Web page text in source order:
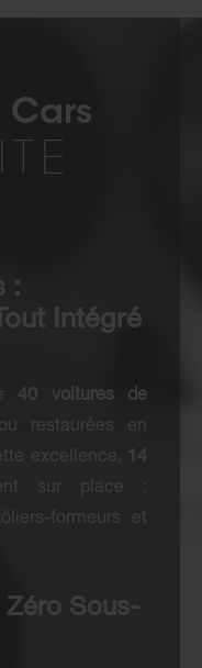
Cars
:
Intégré
40 voitures de
restaurées en
excellence,
14
sur place :
formeurs et
Zéro Sous-